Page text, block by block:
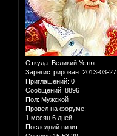
Откуда: Великий Устюг
Зарегистрирован: 2013-03-27
Приглашений: 0
Сообщений: 8896
Пол: Мужской
Провел на форуме:
1 месяц 6 дней
Последний визит: